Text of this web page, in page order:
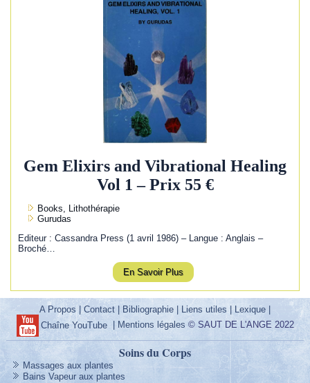
Gem Elixirs and Vibrational Healing
Vol 1 – Prix 55 €
Books, Lithothérapie
Gurudas
Editeur : Cassandra Press (1 avril 1986) – Langue : Anglais –
Broché…
En Savoir Plus
A Propos |Contact | Bibliographie | Liens utiles| Lexique |
Chaîne YouTube| Mentions légales © SAUT DE L'ANGE 2022
Soins du Corps
Massages aux plantes
Bains Vapeur aux plantes